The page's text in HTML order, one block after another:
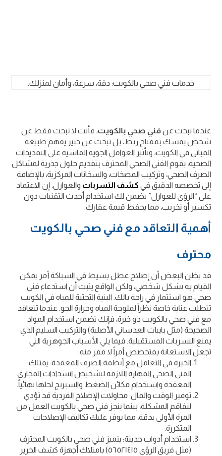
خدمات فني صحي بالكويت: دقة، سرعة، وأمان لمنزلك.
عندما تبحث عن فني صحي بالكويت، فأنت لا تبحث فقط عن
شخص يمسك بمفتاح ربط، بل تبحث عن خبير يفهم طبيعة
المباني في الكويت، وتأثير العوامل الجوية القاسية على التمديدات
الصحية، يقوم الفني الصحي المحترف بتقديم حلول جذرية لمشاكل
الصرف الصحي، وتركيب المضخات، والسخانات المركزية، بالإضافة
إلى تخصصه الدقيق في كشف التسربات والعوازل. إن الاعتماد
على “الرؤى للعوازل” يضمن لك استخدام أحدث التقنيات دون
تكسير أو تخريب، مما يحفظ قيمة عقارك.
أهمية التعاقد مع فني صحي بالكويت
محترف
قد يظن البعض أن إصلاح عطل بسيط في السباكة أمر يمكن
القيام به بشكل شخصي، ولكن الواقع يثبت أن استدعاء فني
صحي هو استثمار في راحة بالك. البنية التحتية للمياه في الكويت
تتطلب عناية خاصة نظراً لملوحة المياه وحرارة الجو. عندما تتعاقد
مع فني صحي بالكويت ذو خبرة، فإنك تضمن استخدام المواد
الصحيحة (مثل بايبات العدساني الأصلية) والتركيب السليم الذي
يمنع التسربات المستقبلية. فيما يلي الأسباب الجوهرية التي
تجعل الاستعانة بمتخصص أمراً لا مفر منه:
الخبرة في التعامل مع أنظمة الصرف المعقدة: يمتلك
الفني الصحي المهارة اللازمة لتشخيص انسدادات المجاري
المعقدة واستخدام مكائن الضغط والسبرنج لحلها نهائياً.
توفير الوقت والمال: محاولات الإصلاح الفردية قد تؤدي
لتفاقم المشكلة، بينما ينجز فني صحي بالكويت العمل من
المرة الأولى بدقة، مما يوفر عليك تكاليف الإصلاحات
المتكررة.
استخدام أدوات حديثة: يتميز فني صحي بالكويت المحترف
(مثل فريق الرؤى ٥٦٥٢١٤١٥) بامتلاك أجهزة كشف الخرير